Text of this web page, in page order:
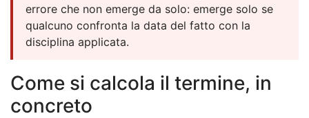
errore che non emerge da solo: emerge solo se
qualcuno confronta la data del fatto con la
disciplina applicata.
Come si calcola il termine, in
concreto